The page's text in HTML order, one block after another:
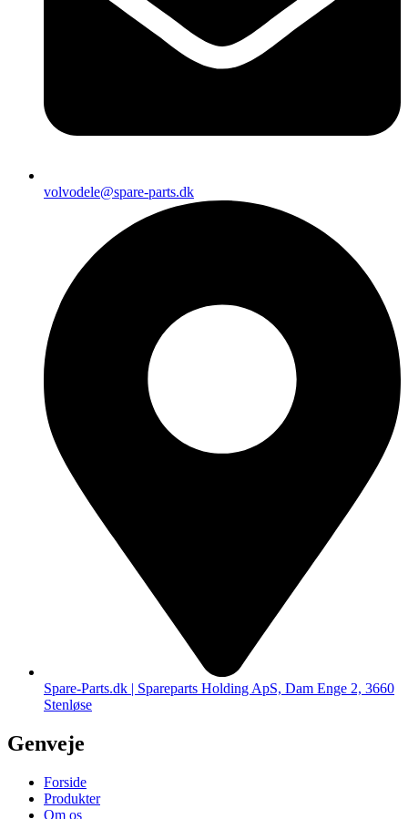
volvodele@spare-parts.dk
Spare-Parts.dk | Spareparts Holding ApS, Dam Enge 2, 3660
Stenløse
Genveje
Forside
Produkter
Om os